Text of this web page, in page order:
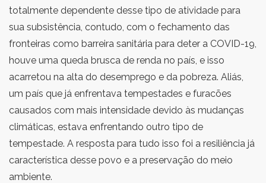
totalmente dependente desse tipo de atividade para
sua subsistência, contudo, com o fechamento das
fronteiras como barreira sanitária para deter a COVID-19,
houve uma queda brusca de renda no país, e isso
acarretou na alta do desemprego e da pobreza. Aliás,
um país que já enfrentava tempestades e furacões
causados com mais intensidade devido às mudanças
climáticas, estava enfrentando outro tipo de
tempestade. A resposta para tudo isso foi a resiliência já
característica desse povo e a preservação do meio
ambiente.